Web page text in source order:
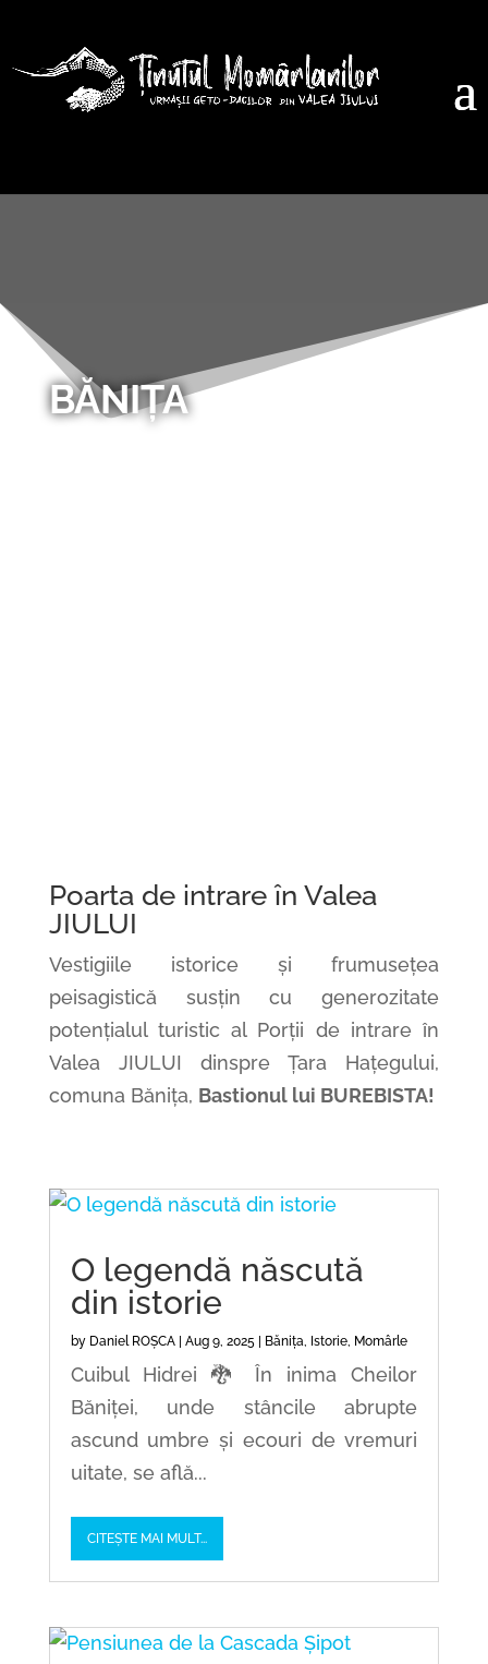
BĂNIȚA
Poarta de intrare în Valea
JIULUI
Vestigiile istorice și frumusețea
peisagistică susțin cu generozitate
potențialul turistic al Porții de intrare în
Valea JIULUI dinspre Țara Hațegului,
comuna Bănița, Bastionul lui BUREBISTA!
O legendă născută
din istorie
by Daniel ROȘCA| Aug 9, 2025| Bănița, Istorie, Momârle
Cuibul Hidrei 🐉 În inima Cheilor
Băniței, unde stâncile abrupte
ascund umbre și ecouri de vremuri
uitate, se află...
CITEȘTE MAI MULT...